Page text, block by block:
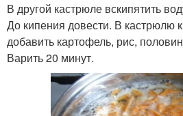
В другой кастрюле вскипятить
До кипения довести. В кастрюлю
добавить картофель, рис,
Варить 20 минут.